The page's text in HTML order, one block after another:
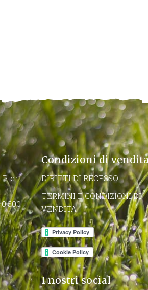
Pier
Condizioni di
DIRITTI DI RECESSO
TERMINI E CONDIZIONI DI
VENDITA
I nostri social